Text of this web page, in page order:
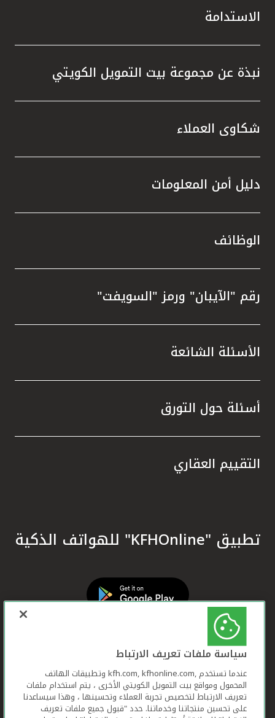
الاستدامة
نبذة عن مجموعة بيت التمويل الكويتي
شكاوى العملاء
دليل أمن المعلومات
الوظائف
رقم "الآيبان" ورمز "السويفت"
الأسئلة الشائعة
أسئلة حول التورق
التقييم العقاري
تطبيق "KFHOnline" للهواتف الذكية
سياسة ملفات تعريف الارتباط
عندما تستخدم ,kfh.com, kfhonline.com وتطبيقات الهاتف
المحمول ومواقع بيت التمويل الكويتي الأخرى ، يتم استخدام ملفات
تعريف الارتباط لتخصيص تجربة العملاء وتحسينها ، وهذا سيساعدنا
على تحسين منتجاتنا وخدماتنا. حدد "قبول جميع ملفات تعريف